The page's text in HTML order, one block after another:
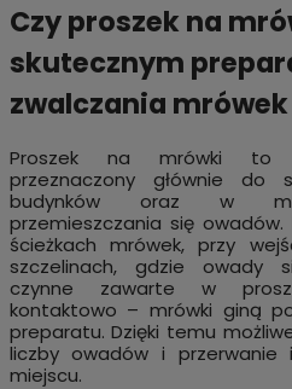
Czy proszek na
skutecznym
zwalczania
Proszek na mrówki to
przeznaczony głównie do
budynków oraz w
przemieszczania się
ścieżkach mrówek, przy
szczelinach, gdzie owady
czynne zawarte w
kontaktowo – mrówki giną
preparatu. Dzięki temu
liczby owadów i
miejscu.